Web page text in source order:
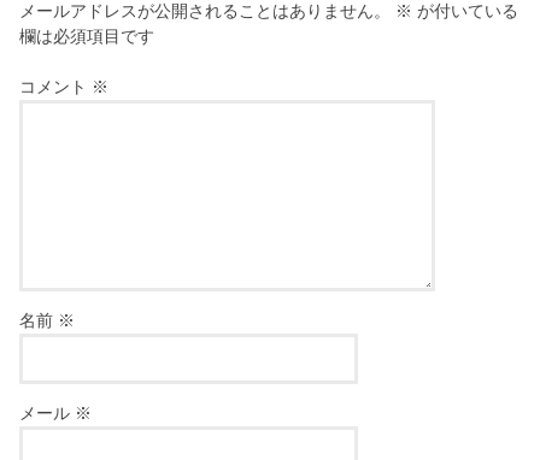
メールアドレスが公開されることはありません。 ※ が付いている
欄は必須項目です
コメント ※
名前 ※
メール ※